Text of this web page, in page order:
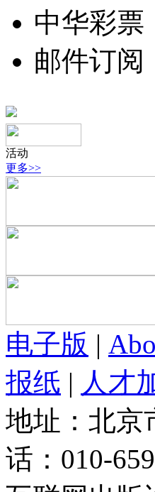
中华彩票
邮件订阅
活动
更多>>
电子版 |
报纸 | 人才
地址：北京
话：010-